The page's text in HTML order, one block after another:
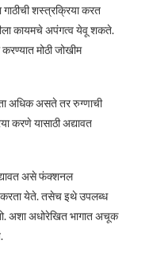
शस्त्रक्रिया करत
कायमचे अपंगत्व येवू शकते.
मोठी जोखीम
अधिक असते तर रुग्णाची
करणे यासाठी अद्यावत
असे फंक्शनल
करता येते. तसेच इथे उपलब्ध
अशा अधोरेखित भागात अचूक